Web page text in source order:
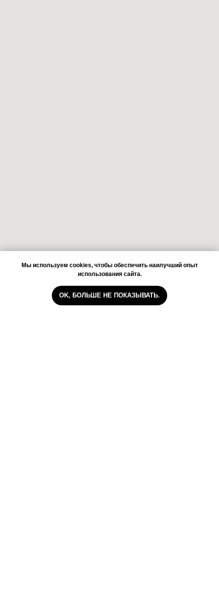
Мы используем cookies, чтобы обеспечить наилучший опыт
использования сайта.
OK, БОЛЬШЕ НЕ ПОКАЗЫВАТЬ.